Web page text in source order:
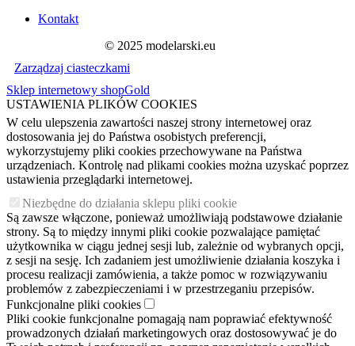
Kontakt
© 2025 modelarski.eu
Zarządzaj ciasteczkami
Sklep internetowy shopGold
USTAWIENIA PLIKÓW COOKIES
W celu ulepszenia zawartości naszej strony internetowej oraz
dostosowania jej do Państwa osobistych preferencji,
wykorzystujemy pliki cookies przechowywane na Państwa
urządzeniach. Kontrolę nad plikami cookies można uzyskać poprzez
ustawienia przeglądarki internetowej.
Niezbędne do działania sklepu pliki cookie
Są zawsze włączone, ponieważ umożliwiają podstawowe działanie
strony. Są to między innymi pliki cookie pozwalające pamiętać
użytkownika w ciągu jednej sesji lub, zależnie od wybranych opcji,
z sesji na sesję. Ich zadaniem jest umożliwienie działania koszyka i
procesu realizacji zamówienia, a także pomoc w rozwiązywaniu
problemów z zabezpieczeniami i w przestrzeganiu przepisów.
Funkcjonalne pliki cookies
Pliki cookie funkcjonalne pomagają nam poprawiać efektywność
prowadzonych działań marketingowych oraz dostosowywać je do